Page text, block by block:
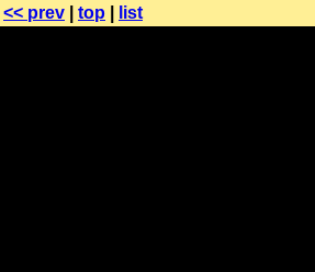
<< prev top list